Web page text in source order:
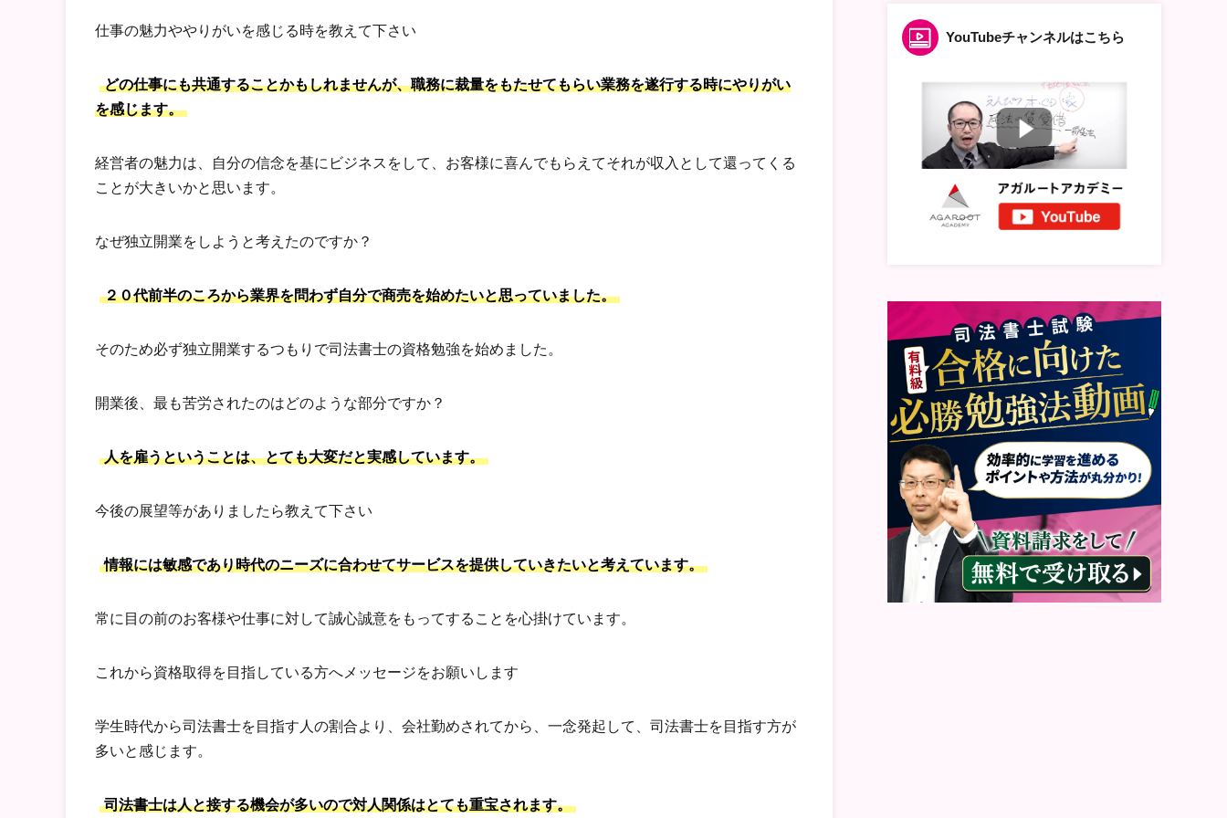
仕事の魅力ややりがいを感じる時を教えて下さい
どの仕事にも共通することかもしれませんが、職務に裁量をもたせてもらい業務を遂行する時にやりがい
を感じます。
経営者の魅力は、自分の信念を基にビジネスをして、お客様に喜んでもらえてそれが収入として還ってくる
ことが大きいかと思います。
なぜ独立開業をしようと考えたのですか？
２０代前半のころから業界を問わず自分で商売を始めたいと思っていました。
そのため必ず独立開業するつもりで司法書士の資格勉強を始めました。
開業後、最も苦労されたのはどのような部分ですか？
人を雇うということは、とても大変だと実感しています。
今後の展望等がありましたら教えて下さい
情報には敏感であり時代のニーズに合わせてサービスを提供していきたいと考えています。
常に目の前のお客様や仕事に対して誠心誠意をもってすることを心掛けています。
これから資格取得を目指している方へメッセージをお願いします
学生時代から司法書士を目指す人の割合より、会社勤めされてから、一念発起して、司法書士を目指す方が
多いと感じます。
司法書士は人と接する機会が多いので対人関係はとても重宝されます。
YouTubeチャンネルはこちら